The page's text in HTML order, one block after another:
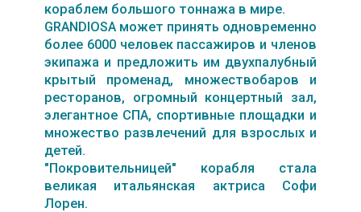
кораблем большого тоннажа в мире.
GRANDIOSA может принять одновременно
более 6000 человек пассажиров и членов
экипажа и предложить им двухпалубный
крытый променад, множествобаров и
ресторанов, огромный концертный зал,
элегантное СПА, спортивные площадки и
множество развлечений для взрослых и
детей.
"Покровительницей" корабля стала
великая итальянская актриса Софи
Лорен.